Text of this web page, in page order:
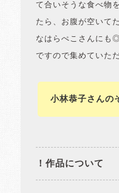
て合いそうな食べ物
たら、お腹が空いて
なはらぺこさんに
ですので集めていた
小林恭子さんの
！作品について